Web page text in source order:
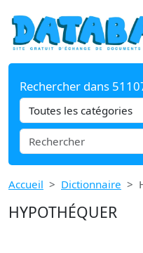
Rechercher dans
Accueil Dictionnaire
HYPOTHÉQUER